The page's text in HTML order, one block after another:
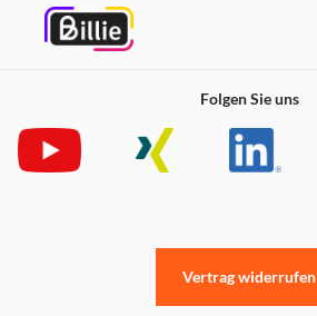
Folgen Sie uns
Vertrag widerrufen